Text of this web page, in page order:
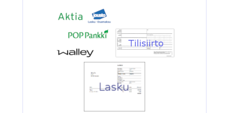
4.90€
Ruostumaton suora ru...